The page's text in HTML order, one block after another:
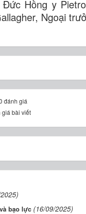
Hồng y
Ngoại
đánh giá
giá bài viết
bạo lực (16/09/2025)